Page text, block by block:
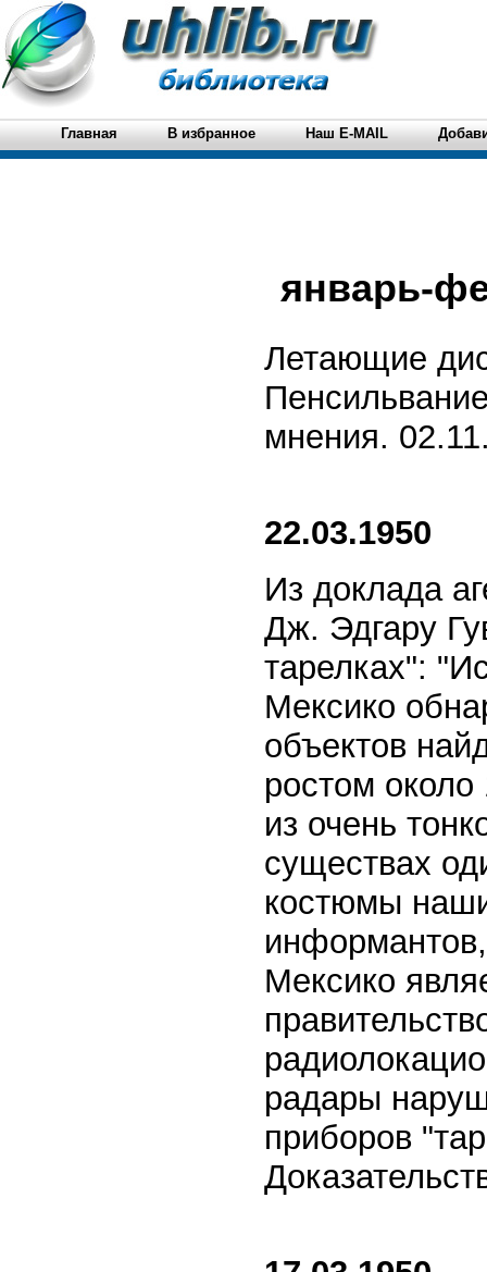
Главная В избранное Наш E-MAIL
январь-
Летающие
мнения.
22.03.1950
Из доклада
Дж. Эдгару
тарелках":
Мексико
объектов
ростом
из очень
существах
костюмы
Мексико
радары
приборов